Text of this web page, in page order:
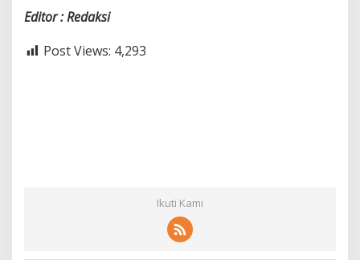
Editor : Redaksi
Post Views: 4,293
Ikuti Kami